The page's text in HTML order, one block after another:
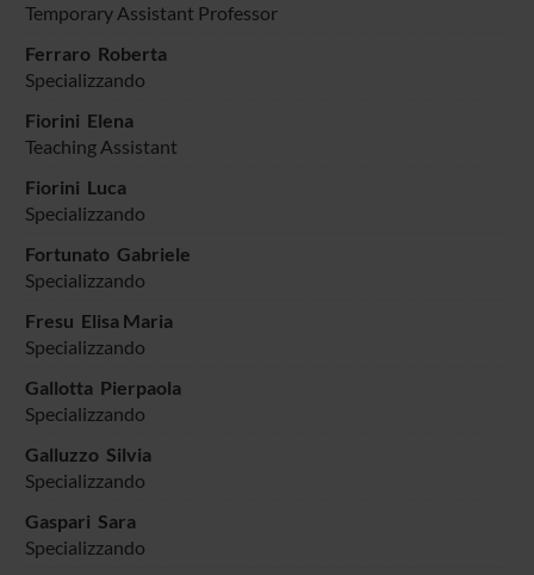
Temporary Assistant Professor
Ferraro Roberta
Specializzando
Fiorini Elena
Teaching Assistant
Fiorini Luca
Specializzando
Fortunato Gabriele
Specializzando
Fresu Elisa Maria
Specializzando
Gallotta Pierpaola
Specializzando
Galluzzo Silvia
Specializzando
Gaspari Sara
Specializzando